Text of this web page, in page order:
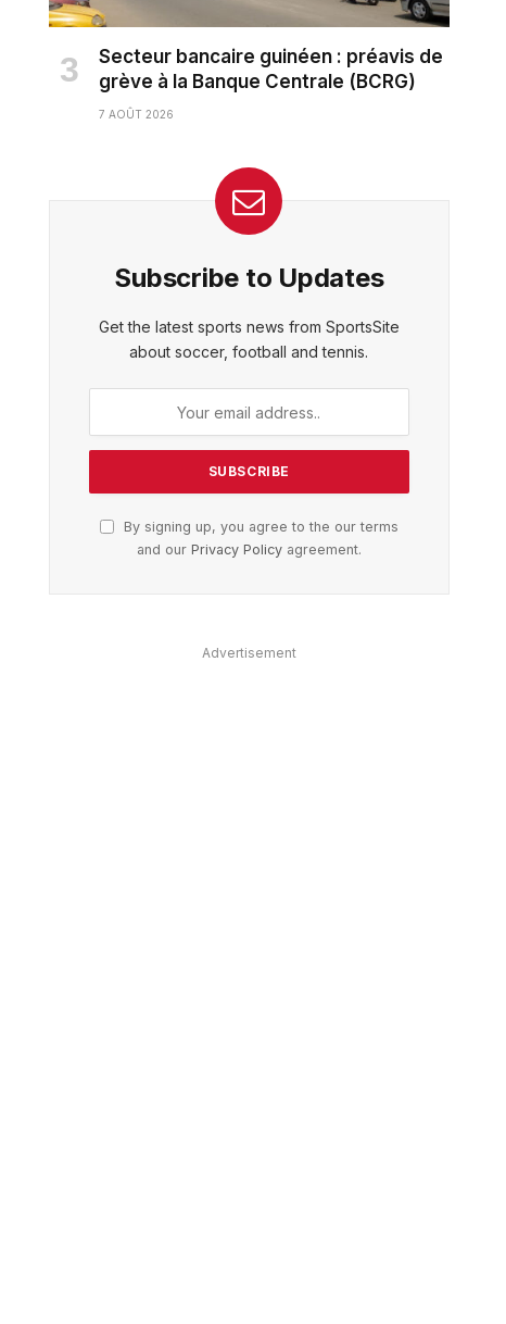
Secteur bancaire guinéen : préavis de
grève à la Banque Centrale (BCRG)
7 AOÛT 2026
Subscribe to Updates
Get the latest sports news from SportsSite
about soccer, football and tennis.
By signing up, you agree to the our terms
and our Privacy Policyagreement.
Advertisement